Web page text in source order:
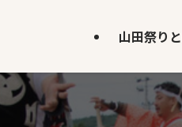
山田祭り